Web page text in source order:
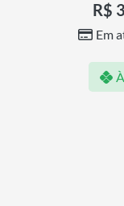
R$
Em